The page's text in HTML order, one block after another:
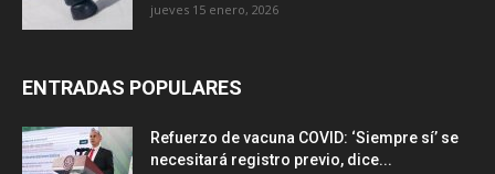
jueves 15 enero, 2026
ENTRADAS POPULARES
Refuerzo de vacuna COVID: ‘Siempre sí’ se
necesitará registro previo, dice...